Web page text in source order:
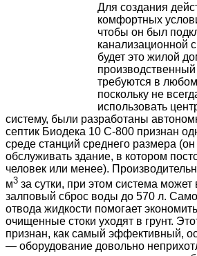
Для создания
комфортных
чтобы он был
канализационной
будет это жилой
требуются в
поскольку не
использовать
систему, были разработаны
септик Биодека 10 C-800 признан
среде станций среднего размера
обслуживать здание, в котором
человек или менее).
м3 за сутки, при этом система
залповый сброс воды до 570 л.
отвода жидкости помогает
очищенные стоки уходят в грунт.
признан, как самый эффективный,
— оборудование довольно